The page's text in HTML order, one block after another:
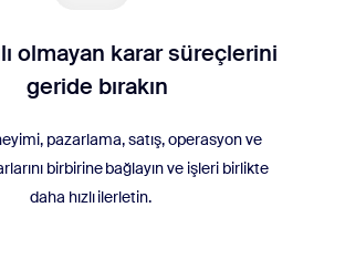
olmayan karar süreçlerini
geride bırakın
pazarlama, satış, operasyon ve
birbirine bağlayın ve işleri birlikte
daha hızlı ilerletin.